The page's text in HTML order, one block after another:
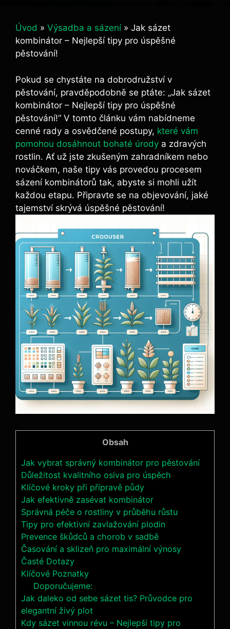
Úvod » Výsadba a sázení » Jak sázet
kombinátor – Nejlepší tipy pro úspěšné
pěstování!
Pokud se chystáte na dobrodružství v
pěstování, pravděpodobně se ptáte: „Jak sázet
kombinátor – Nejlepší tipy pro úspěšné
pěstování!“ V tomto článku vám nabídneme
cenné rady a osvědčené postupy, které vám
pomohou dosáhnout bohaté úrody a zdravých
rostlin. Ať už jste zkušeným zahradníkem nebo
nováčkem, naše tipy vás provedou procesem
sázení kombinátorů tak, abyste si mohli užít
každou etapu. Připravte se na objevování, jaké
tajemství skrývá úspěšné pěstování!
Obsah
Jak vybrat správný kombinátor pro pěstování
Důležitost kvalitního osiva pro úspěch
Klíčové kroky při přípravě půdy
Jak efektivně zasévat kombinátor
Správná péče o rostliny v průběhu růstu
Tipy pro efektivní zavlažování plodin
Prevence škůdců a chorob v sadbě
Časování a sklizeň pro maximální výnosy
Časté Dotazy
Klíčové Poznatky
Doporučujeme:
Jak daleko od sebe sázet tis? Průvodce pro
elegantní živý plot
Kdy sázet vinnou révu – Nejlepší tipy pro